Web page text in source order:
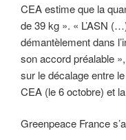
CEA estime que la
de 39 kg ». « L’ASN
démantèlement dans
son accord préalable
sur le décalage entre
CEA (le 6 octobre) et
Greenpeace France